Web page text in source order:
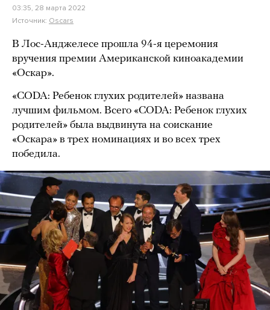
03:35, 28 марта 2022
Источник: Oscars
В Лос-Анджелесе прошла 94-я церемония
вручения премии Американской киноакадемии
«Оскар».
«CODA: Ребенок глухих родителей» названа
лучшим фильмом. Всего «CODA: Ребенок глухих
родителей» была выдвинута на соискание
«Оскара» в трех номинациях и во всех трех
победила.